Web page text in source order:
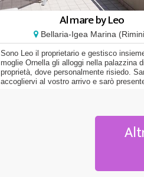
Al mare by Leo
Bellaria-Igea Marina
Sono Leo il proprietario e gestisco
moglie Ornella gli alloggi nella palazzina
proprietà, dove personalmente risiedo.
accogliervi al vostro arrivo e sarò